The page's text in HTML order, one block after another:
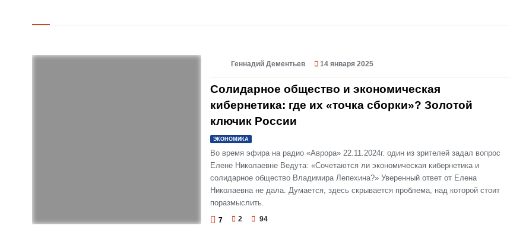
© Социология: «продажная девка капитализма»
Геннадий Дементьев 14 января 2025
Солидарное общество и экономическая
кибернетика: где их «точка сборки»? Золотой
ключик России
ЭКОНОМИКА
Во время эфира на радио «Аврора» 22.11.2024г. один из зрителей задал вопрос
Елене Николаевне Ведута: «Сочетаются ли экономическая кибернетика и
солидарное общество Владимира Лепехина?» Уверенный ответ от Елена
Николаевна не дала. Думается, здесь скрывается проблема, над которой стоит
поразмыслить.
7 2 94